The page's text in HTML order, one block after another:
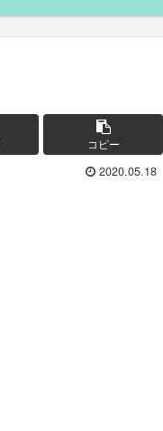
コピー
2020.05.18